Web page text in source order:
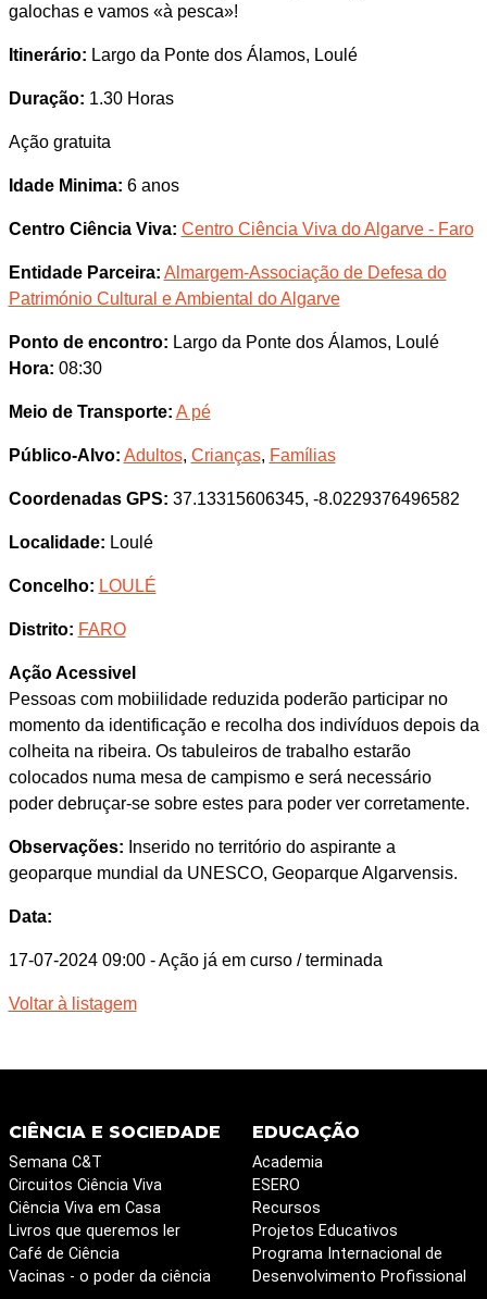
galochas e vamos «à pesca»!
Itinerário: Largo da Ponte dos Álamos, Loulé
Duração: 1.30 Horas
Ação gratuita
Idade Minima: 6 anos
Centro Ciência Viva: Centro Ciência Viva do Algarve - Faro
Entidade Parceira: Almargem-Associação de Defesa do
Património Cultural e Ambiental do Algarve
Ponto de encontro: Largo da Ponte dos Álamos, Loulé
Hora: 08:30
Meio de Transporte: A pé
Público-Alvo: Adultos, Crianças, Famílias
Coordenadas GPS: 37.13315606345, -8.0229376496582
Localidade: Loulé
Concelho: LOULÉ
Distrito: FARO
Ação Acessivel
Pessoas com mobiilidade reduzida poderão participar no
momento da identificação e recolha dos indivíduos depois da
colheita na ribeira. Os tabuleiros de trabalho estarão
colocados numa mesa de campismo e será necessário
poder debruçar-se sobre estes para poder ver corretamente.
Observações: Inserido no território do aspirante a
geoparque mundial da UNESCO, Geoparque Algarvensis.
Data:
17-07-2024 09:00 - Ação já em curso / terminada
Voltar à listagem
CIÊNCIA E SOCIEDADE
Semana C&T
Circuitos Ciência Viva
Ciência Viva em Casa
Livros que queremos ler
Café de Ciência
Vacinas - o poder da ciência
EDUCAÇÃO
Academia
ESERO
Recursos
Projetos Educativos
Programa Internacional de
Desenvolvimento Profissional